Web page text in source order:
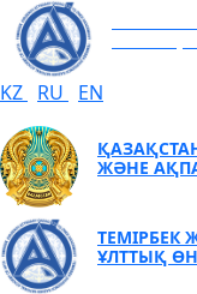
KZ RU EN
ЖӘНЕ
ТЕМІРБЕК
ҰЛТТЫҚ